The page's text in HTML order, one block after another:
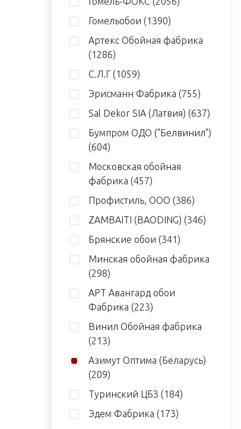
Гомельобои (1390)
Артекс Обойная фабрика
(1286)
С.Л.Г (1059)
Эрисманн Фабрика (755)
Sal Dekor SIA (Латвия) (637)
Бумпром ОДО ("Белвинил")
(604)
Московская обойная
фабрика (457)
Профистиль, ООО (386)
ZAMBAITI (BAODING) (346)
Брянские обои (341)
Минская обойная фабрика
(298)
АРТ Авангард обои
Фабрика (223)
Винил Обойная фабрика
(213)
Азимут Оптима (Беларусь)
(209)
Туринский ЦБЗ (184)
Эдем Фабрика (173)